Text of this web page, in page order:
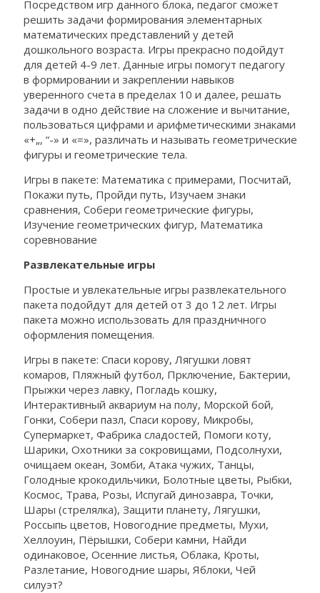
Посредством игр данного блока, педагог сможет
решить задачи формирования элементарных
математических представлений у детей
дошкольного возраста. Игры прекрасно подойдут
для детей 4-9 лет. Данные игры помогут педагогу
в формировании и закреплении навыков
уверенного счета в пределах 10 и далее, решать
задачи в одно действие на сложение и вычитание,
пользоваться цифрами и арифметическими знаками
«+„, “-» и «=», различать и называть геометрические
фигуры и геометрические тела.
Игры в пакете: Математика с примерами, Посчитай,
Покажи путь, Пройди путь, Изучаем знаки
сравнения, Собери геометрические фигуры,
Изучение геометрических фигур, Математика
соревнование
Развлекательные игры
Простые и увлекательные игры развлекательного
пакета подойдут для детей от 3 до 12 лет. Игры
пакета можно использовать для праздничного
оформления помещения.
Игры в пакете: Спаси корову, Лягушки ловят
комаров, Пляжный футбол, Прключение, Бактерии,
Прыжки через лавку, Погладь кошку,
Интерактивный аквариум на полу, Морской бой,
Гонки, Собери пазл, Спаси корову, Микробы,
Супермаркет, Фабрика сладостей, Помоги коту,
Шарики, Охотники за сокровищами, Подсолнухи,
очищаем океан, Зомби, Атака чужих, Танцы,
Голодные крокодильчики, Болотные цветы, Рыбки,
Космос, Трава, Розы, Испугай динозавра, Точки,
Шары (стрелялка), Защити планету, Лягушки,
Россыпь цветов, Новогодние предметы, Мухи,
Хеллоуин, Пёрышки, Собери камни, Найди
одинаковое, Осенние листья, Облака, Кроты,
Разлетание, Новогодние шары, Яблоки, Чей
силуэт?